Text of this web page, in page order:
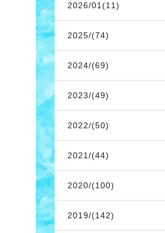
2026/01(11)
2025/(74)
2024/(69)
2023/(49)
2022/(50)
2021/(44)
2020/(100)
2019/(142)